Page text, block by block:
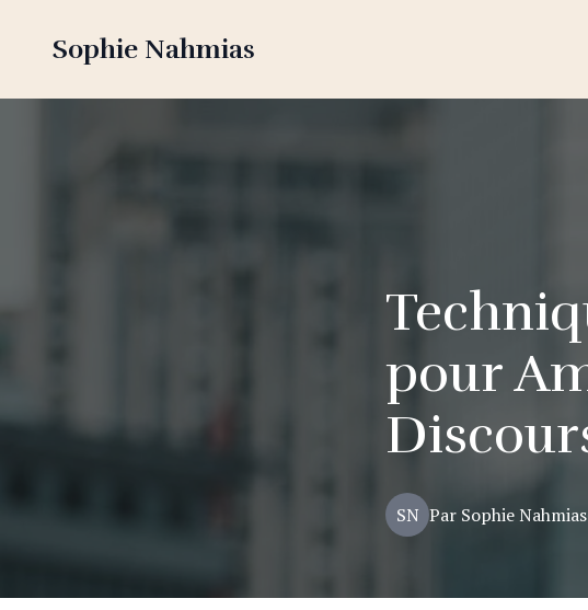
Sophie Nahmias
pour
SN Par SophieNahmias